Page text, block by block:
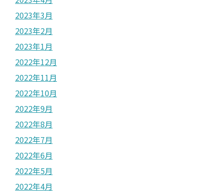
2023年3月
2023年2月
2023年1月
2022年12月
2022年11月
2022年10月
2022年9月
2022年8月
2022年7月
2022年6月
2022年5月
2022年4月